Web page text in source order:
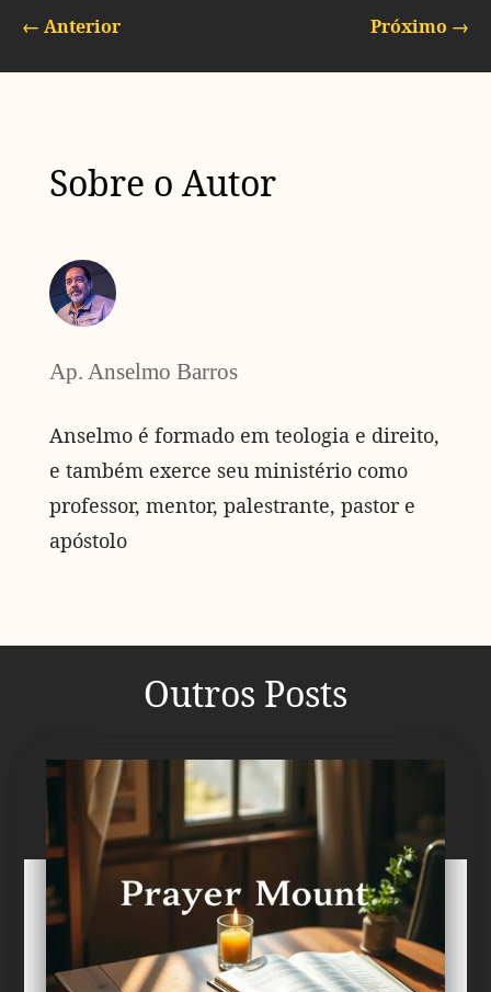
← Anterior Próximo →
Sobre o Autor
Ap. Anselmo Barros
Anselmo é formado em teologia e direito,
e também exerce seu ministério como
professor, mentor, palestrante, pastor e
apóstolo
Outros Posts